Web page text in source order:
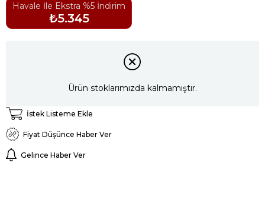
Havale İle Ekstra %5 İndirim
₺5.345
Ürün stoklarımızda kalmamıştır.
İstek Listeme Ekle
Fiyat Düşünce Haber Ver
Gelince Haber Ver